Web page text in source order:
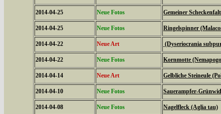
2014-04-25 Neue Fotos Gemeiner
2014-04-25 Neue Fotos Ringelspinner
2014-04-22 Neue Art (Dyseriocrania
2014-04-22 Neue Fotos Kornmotte
2014-04-14 Neue Art Gelbliche Steineule
2014-04-10 Neue Fotos Sauerampfer-
2014-04-08 Neue Fotos Nagelfleck (Aglia tau)